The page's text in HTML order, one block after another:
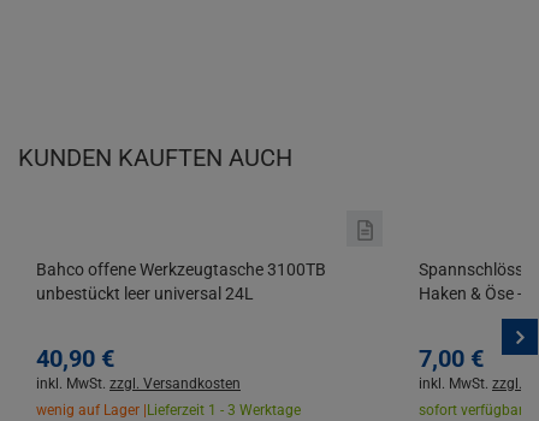
KUNDEN KAUFTEN AUCH
Bahco offene Werkzeugtasche 3100TB
unbestückt leer universal 24L
40,90 €
inkl. MwSt. zzgl. Versandkosten
wenig auf Lager | Lieferzeit 1 - 3 Werktage
Haken & Öse -
7,00 €
inkl. MwSt. zzgl.
sofort verfügbar |